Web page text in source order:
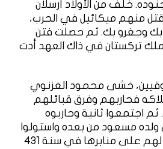
خلف من الأولاد أرسلان
منهم ميكائيل في الحرب،
وجغرو بك. ثم حصلت فتن
ملك تركستان في ذاك العهد أدت
خشى محمود الغزنوي
فحاربهم وفرق قبائلهم
اجتمعوا ثانية وحاربوه
ولده مسعود من بعده واستولوا
على خراسان وخطب لهم على منابرها في سنة 431